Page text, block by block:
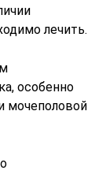
лечить.
особенно
мочеполовой